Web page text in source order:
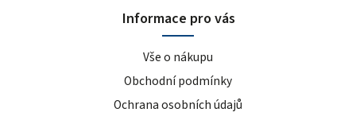
Informace pro vás
Vše o nákupu
Obchodní podmínky
Ochrana osobních údajů